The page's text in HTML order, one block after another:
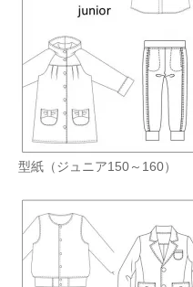
型紙（ジュニア150～160）